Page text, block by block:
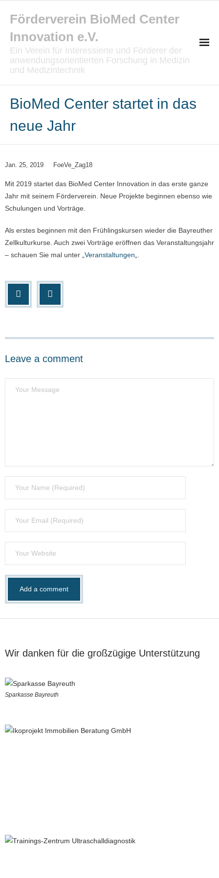
Förderverein BioMed Center
Innovation e.V.
Ein Verein für Interessierte und Förderer der
anwendungsorientierten Forschung in Medizin
und Medizintechnik
Mitglied werden
Veranstaltungen
- Seminar-Abend
- Bayreuther Zellkulturkurse
Impressum
Mitgliederbereich
BioMed Center startet in das
neue Jahr
Jan. 25, 2019 FoeVe_Zag18
Mit 2019 startet das BioMed Center Innovation in das erste ganze
Jahr mit seinem Förderverein. Neue Projekte beginnen ebenso wie
Schulungen und Vorträge.
Als erstes beginnen mit den Frühlingskursen wieder die Bayreuther
Zellkulturkurse. Auch zwei Vorträge eröffnen das Veranstaltungsjahr
– schauen Sie mal unter „ Veranstaltungen
Leave a comment
Wir danken für die großzügige Unterstützung
Sparkasse Bayreuth